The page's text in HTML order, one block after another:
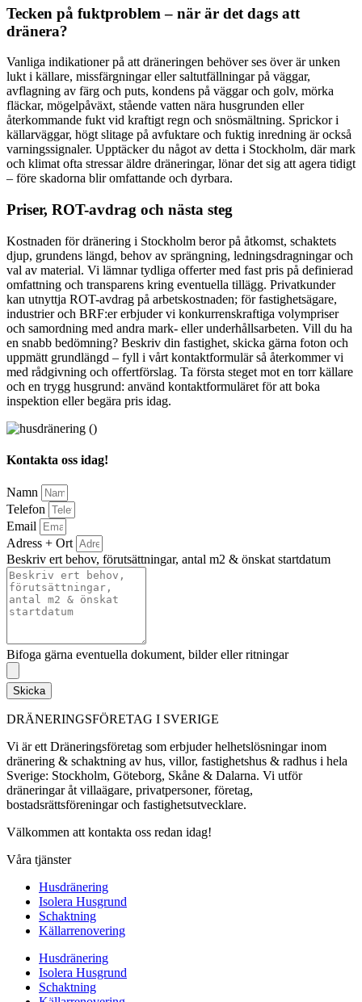
Tecken på fuktproblem – när är det dags att
dränera?
Vanliga indikationer på att dräneringen behöver ses över är unken
lukt i källare, missfärgningar eller saltutfällningar på väggar,
avflagning av färg och puts, kondens på väggar och golv, mörka
fläckar, mögelpåväxt, stående vatten nära husgrunden eller
återkommande fukt vid kraftigt regn och snösmältning. Sprickor i
källarväggar, högt slitage på avfuktare och fuktig inredning är också
varningssignaler. Upptäcker du något av detta i Stockholm, där mark
och klimat ofta stressar äldre dräneringar, lönar det sig att agera tidigt
– före skadorna blir omfattande och dyrbara.
Priser, ROT-avdrag och nästa steg
Kostnaden för dränering i Stockholm beror på åtkomst, schaktets
djup, grundens längd, behov av sprängning, ledningsdragningar och
val av material. Vi lämnar tydliga offerter med fast pris på definierad
omfattning och transparens kring eventuella tillägg. Privatkunder
kan utnyttja ROT-avdrag på arbetskostnaden; för fastighetsägare,
industrier och BRF:er erbjuder vi konkurrenskraftiga volympriser
och samordning med andra mark- eller underhållsarbeten. Vill du ha
en snabb bedömning? Beskriv din fastighet, skicka gärna foton och
uppmätt grundlängd – fyll i vårt kontaktformulär så återkommer vi
med rådgivning och offertförslag. Ta första steget mot en torr källare
och en trygg husgrund: använd kontaktformuläret för att boka
inspektion eller begära pris idag.
Kontakta oss idag!
Namn
Telefon
Email
Adress + Ort
Beskriv ert behov, förutsättningar, antal m2 & önskat startdatum
Bifoga gärna eventuella dokument, bilder eller ritningar
Skicka
DRÄNERINGSFÖRETAG I SVERIGE
Vi är ett Dräneringsföretag som erbjuder helhetslösningar inom
dränering & schaktning av hus, villor, fastighetshus & radhus i hela
Sverige: Stockholm, Göteborg, Skåne & Dalarna. Vi utför
dräneringar åt villaägare, privatpersoner, företag,
bostadsrättsföreningar och fastighetsutvecklare.
Välkommen att kontakta oss redan idag!
Våra tjänster
Husdränering
Isolera Husgrund
Schaktning
Källarrenovering
Husdränering
Isolera Husgrund
Schaktning